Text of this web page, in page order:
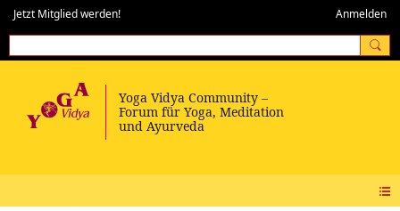
Jetzt Mitglied werden! Anmelden